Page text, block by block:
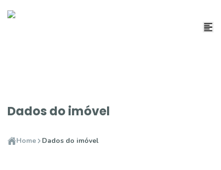
Dados do imóvel
Home Dados do imóvel